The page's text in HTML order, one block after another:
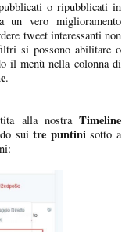
o ripubblicati in
un vero miglioramento
tweet interessanti non
si possono abilitare o
il menù nella colonna di
.
alla nostra Timeline
suitre puntinisotto a